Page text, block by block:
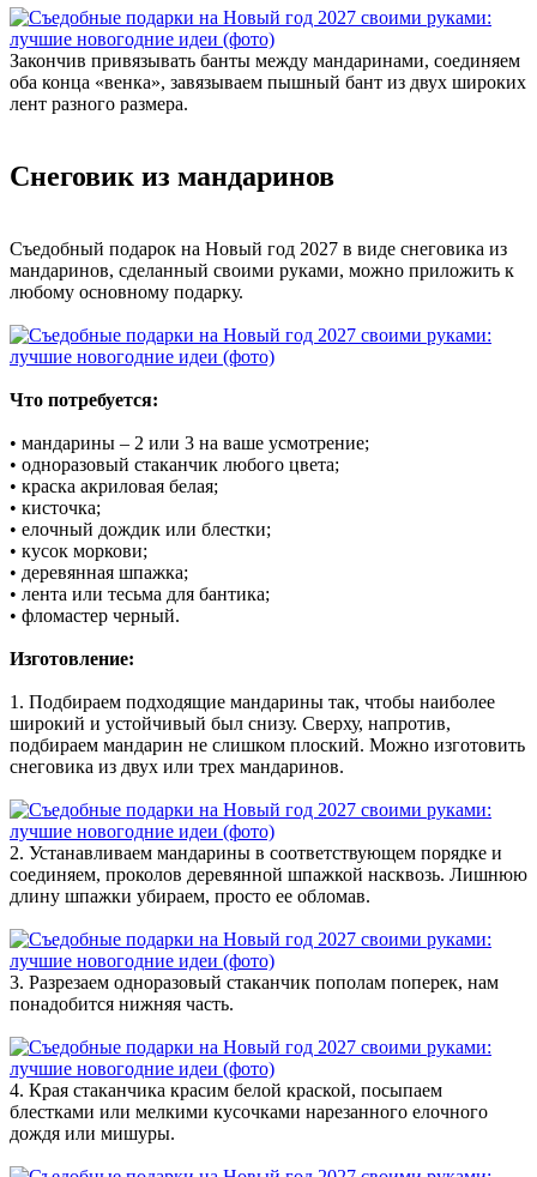
Закончив привязывать банты между мандаринами, соединяем
оба конца «венка», завязываем пышный бант из двух широких
лент разного размера.
Снеговик из мандаринов
Съедобный подарок на Новый год 2027 в виде снеговика из
мандаринов, сделанный своими руками, можно приложить к
любому основному подарку.
Что потребуется:
• мандарины – 2 или 3 на ваше усмотрение;
• одноразовый стаканчик любого цвета;
• краска акриловая белая;
• кисточка;
• елочный дождик или блестки;
• кусок моркови;
• деревянная шпажка;
• лента или тесьма для бантика;
• фломастер черный.
Изготовление:
1. Подбираем подходящие мандарины так, чтобы наиболее
широкий и устойчивый был снизу. Сверху, напротив,
подбираем мандарин не слишком плоский. Можно изготовить
снеговика из двух или трех мандаринов.
2. Устанавливаем мандарины в соответствующем порядке и
соединяем, проколов деревянной шпажкой насквозь. Лишнюю
длину шпажки убираем, просто ее обломав.
3. Разрезаем одноразовый стаканчик пополам поперек, нам
понадобится нижняя часть.
4. Края стаканчика красим белой краской, посыпаем
блестками или мелкими кусочками нарезанного елочного
дождя или мишуры.